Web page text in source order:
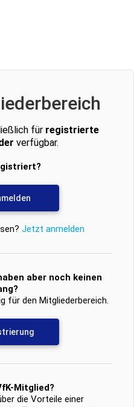
für registrierte
verfügbar.
Jetzt anmelden
aber noch keinen
für den Mitgliederbereich.
Mitglied?
die Vorteile einer